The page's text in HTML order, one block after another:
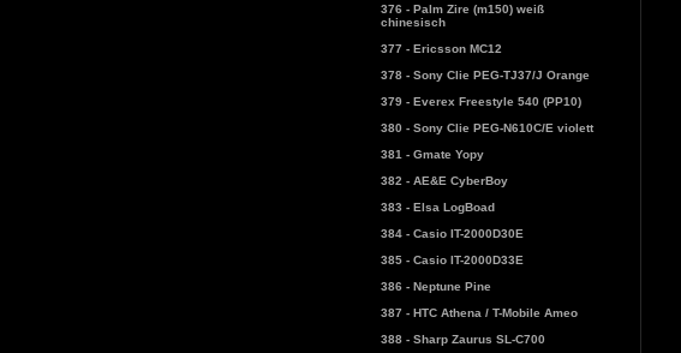
376 - Palm Zire (m150) weiß
chinesisch
377 - Ericsson MC12
378 - Sony Clie PEG-TJ37/J Orange
379 - Everex Freestyle 540 (PP10)
380 - Sony Clie PEG-N610C/E violett
381 - Gmate Yopy
382 - AE&E CyberBoy
383 - Elsa LogBoad
384 - Casio IT-2000D30E
385 - Casio IT-2000D33E
386 - Neptune Pine
387 - HTC Athena / T-Mobile Ameo
388 - Sharp Zaurus SL-C700